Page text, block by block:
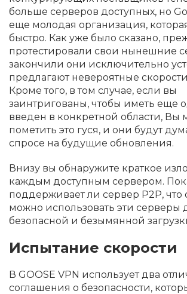
больше серверов доступных, но
еще молодая организация,
быстро. Как уже было сказано,
протестировали свои нынешние
закончили они исключительно
предлагают невероятные
Кроме того, в том случае, если вы
заинтригованы, чтобы иметь еще
введен в конкретной области, Вы
пометить это гуся, и они будут
спросе на будущие обновления.
Внизу вы обнаружите краткое
каждым доступным сервером.
поддерживает ли сервер P2P, что
можно использовать эти серверы
безопасной и безымянной
Испытание скорости
В GOOSE VPN использует два
соглашения о безопасности,